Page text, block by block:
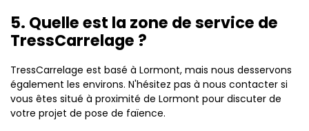
5. Quelle est la zone de service de
TressCarrelage ?
TressCarrelage est basé à Lormont, mais nous desservons
également les environs. N'hésitez pas à nous contacter si
vous êtes situé à proximité de Lormont pour discuter de
votre projet de pose de faïence.